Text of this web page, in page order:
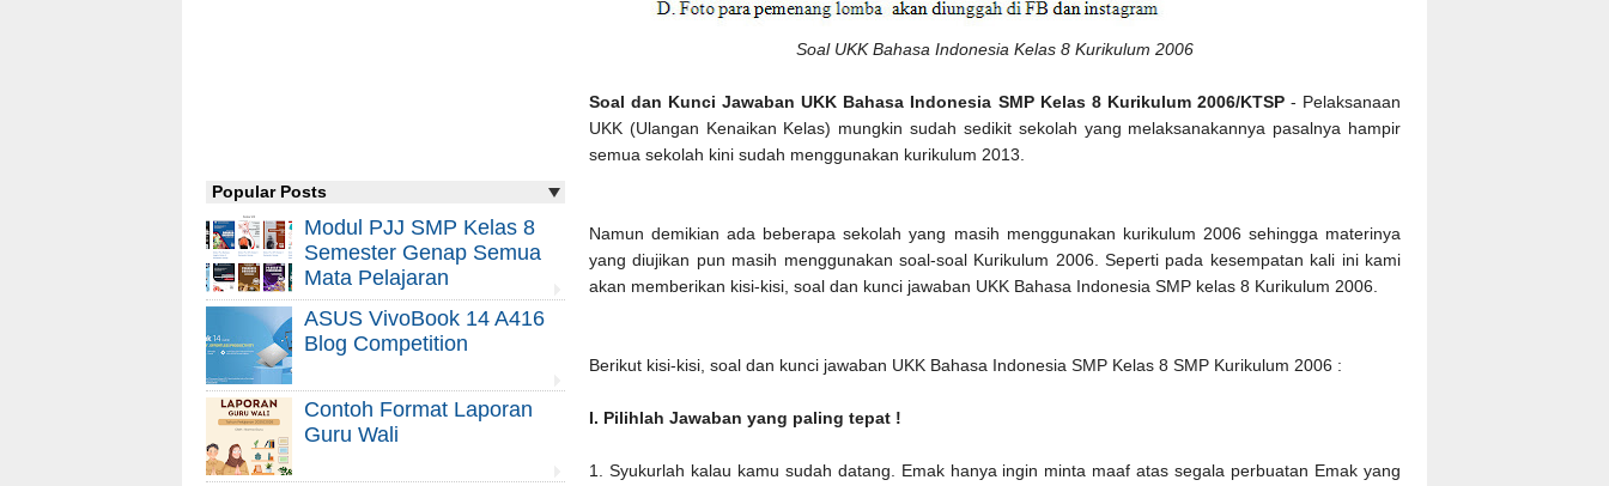
Soal UKK Bahasa Indonesia Kelas 8 Kurikulum 2006
Soal dan Kunci Jawaban UKK Bahasa Indonesia SMP Kelas 8 Kurikulum 2006/KTSP- Pelaksanaan
UKK (Ulangan Kenaikan Kelas) mungkin sudah sedikit sekolah yang melaksanakannya pasalnya hampir
semua sekolah kini sudah menggunakan kurikulum 2013.
Namun demikian ada beberapa sekolah yang masih menggunakan kurikulum 2006 sehingga materinya
yang diujikan pun masih menggunakan soal-soal Kurikulum 2006. Seperti pada kesempatan kali ini kami
akan memberikan kisi-kisi, soal dan kunci jawaban UKK Bahasa Indonesia SMP kelas 8 Kurikulum 2006.
Berikut kisi-kisi, soal dan kunci jawaban UKK Bahasa Indonesia SMP Kelas 8 SMP Kurikulum 2006 :
I. Pilihlah Jawaban yang paling tepat !
1. Syukurlah kalau kamu sudah datang. Emak hanya ingin minta maaf atas segala perbuatan Emak yang
Popular Posts
Modul PJJ SMP Kelas 8
Semester Genap Semua
Mata Pelajaran
ASUS VivoBook 14 A416
Blog Competition
Contoh Format Laporan
Guru Wali